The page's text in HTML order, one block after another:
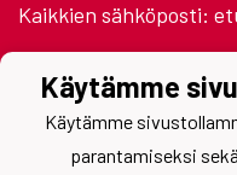
Kaikkien sähköposti:
Jäähallinpolku
28500 Pori
Käytämme
Käytämme
parantamiseksi